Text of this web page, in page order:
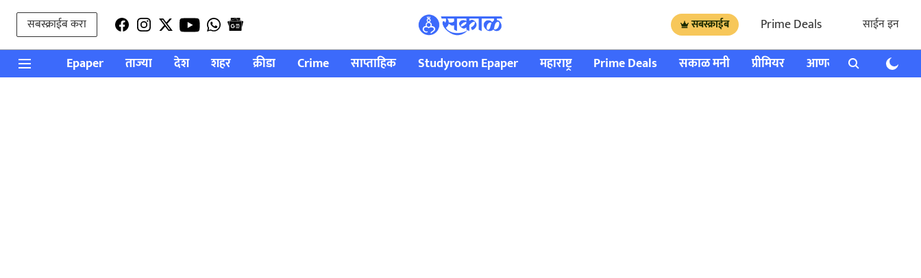
सबस्क्राईब करा सबस्क्राईब Prime Deals साईन इन
Epaper ताज्या देश शहर क्रीडा Crime साप्ताहिक Studyroom Epaper महाराष्ट्र Prime Deals सकाळ मनी प्रीमियर आणखी राशी भविष्य